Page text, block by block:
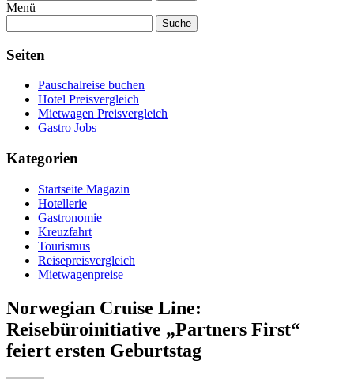
Menü
Suche
Seiten
Pauschalreise buchen
Hotel Preisvergleich
Mietwagen Preisvergleich
Gastro Jobs
Kategorien
Startseite Magazin
Hotellerie
Gastronomie
Kreuzfahrt
Tourismus
Reisepreisvergleich
Mietwagenpreise
Norwegian Cruise Line:
Reisebüroinitiative „Partners First“
feiert ersten Geburtstag